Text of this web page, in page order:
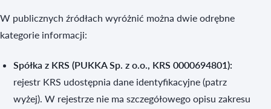
W publicznych źródłach wyróżnić można dwie odrębne
kategorie informacji:
Spółka z KRS (PUKKA Sp. z o.o., KRS 0000694801):
rejestr KRS udostępnia dane identyfikacyjne (patrz
wyżej). W rejestrze nie ma szczegółowego opisu zakresu